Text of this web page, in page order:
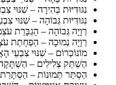
נִגּוּדִיּוּת בְּהִירָה – שִׁנּוּי
נִגּוּדִיּוּת גְּבוֹהָה – שִׁנּוּי
רְוָיָה גְּבוֹהָה – הַגְבָּרַת
רְוָיָה נְמוּכָה – הַפְחָתַת
מוֹנוֹכְרוֹם – שִׁנּוּי צִבְעֵי
הַשְׁתֵּק צְלִילִים – הַשְׁתָּקָה
הַסְתֵּר תְּמוּנוֹת –